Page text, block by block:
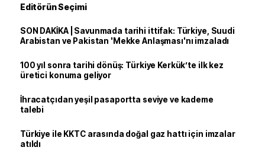
Editörün Seçimi
SON DAKİKA | Savunmada tarihi ittifak: Türkiye, Suudi
Arabistan ve Pakistan 'Mekke Anlaşması'nı imzaladı
100 yıl sonra tarihi dönüş: Türkiye Kerkük’te ilk kez
üretici konuma geliyor
İhracatçıdan yeşil pasaportta seviye ve kademe
talebi
Türkiye ile KKTC arasında doğal gaz hattı için imzalar
atıldı